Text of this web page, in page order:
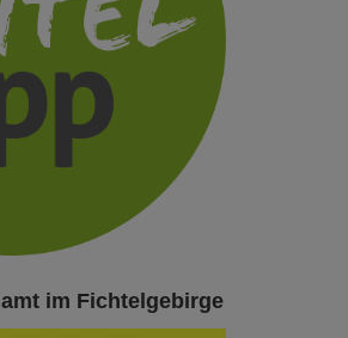
im Fichtelgebirge